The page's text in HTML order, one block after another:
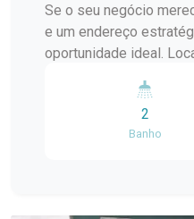
Se o seu negócio
e um endereço
oportunidade ideal. Localizado em uma das
Pelotas, na tradicional
ao restaurante Alles
calçadão central, o
2
Banho